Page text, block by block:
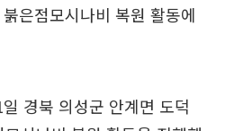
은점모시나비 복원 활동에
경북 의성군 안계면 도덕